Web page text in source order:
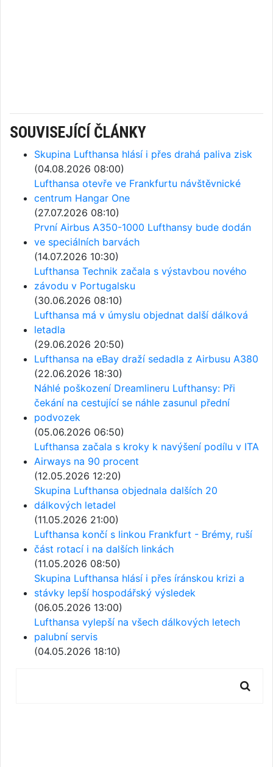
SOUVISEJÍCÍ ČLÁNKY
Skupina Lufthansa hlásí i přes drahá paliva zisk
(04.08.2026 08:00)
Lufthansa otevře ve Frankfurtu návštěvnické
centrum Hangar One
(27.07.2026 08:10)
První Airbus A350-1000 Lufthansy bude dodán
ve speciálních barvách
(14.07.2026 10:30)
Lufthansa Technik začala s výstavbou nového
závodu v Portugalsku
(30.06.2026 08:10)
Lufthansa má v úmyslu objednat další dálková
letadla
(29.06.2026 20:50)
Lufthansa na eBay draží sedadla z Airbusu A380
(22.06.2026 18:30)
Náhlé poškození Dreamlineru Lufthansy: Při
čekání na cestující se náhle zasunul přední
podvozek
(05.06.2026 06:50)
Lufthansa začala s kroky k navýšení podílu v ITA
Airways na 90 procent
(12.05.2026 12:20)
Skupina Lufthansa objednala dalších 20
dálkových letadel
(11.05.2026 21:00)
Lufthansa končí s linkou Frankfurt - Brémy, ruší
část rotací i na dalších linkách
(11.05.2026 08:50)
Skupina Lufthansa hlásí i přes íránskou krizi a
stávky lepší hospodářský výsledek
(06.05.2026 13:00)
Lufthansa vylepší na všech dálkových letech
palubní servis
(04.05.2026 18:10)